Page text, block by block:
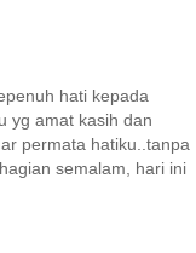
hati kepada
yg amat kasih dan
permata hatiku..tanpa
semalam, hari ini